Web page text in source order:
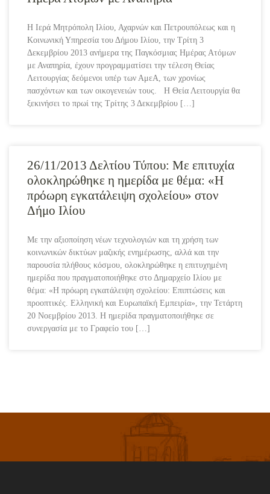
Η Ιερά Μητρόπολη Ιλίου, Αχαρνών και Πετρουπόλεως και η
Κοινωνική Υπηρεσία του Δήμου Ιλίου, την Τρίτη 3
Δεκεμβρίου 2013 ανήμερα της Παγκόσμιας Ημέρας Ατόμων
με Αναπηρία, έχουν προγραμματίσει την τέλεση Θείας
Λειτουργίας δεόμενοι υπέρ των ΑμεΑ, των χρονίως
πασχόντων και των οικογενειών τους. Η Θεία Λειτουργία θα
ξεκινήσει το πρωί της Τρίτης 3 Δεκεμβρίου […]
26/11/2013 Δελτίου Τύπου: Με επιτυχία
ολοκληρώθηκε η ημερίδα με θέμα: «Η
πρόωρη εγκατάλειψη σχολείου» στον
Δήμο Ιλίου
Με την αξιοποίηση νέων τεχνολογιών και τη χρήση των
κοινωνικών δικτύων μαζικής ενημέρωσης, αλλά και την
παρουσία πλήθους κόσμου, ολοκληρώθηκε η επιτυχημένη
ημερίδα που πραγματοποιήθηκε στο Δημαρχείο Ιλίου με
θέμα: «Η πρόωρη εγκατάλειψη σχολείου: Επιπτώσεις και
προοπτικές. Ελληνική και Ευρωπαϊκή Εμπειρία», την Τετάρτη
20 Νοεμβρίου 2013. Η ημερίδα πραγματοποιήθηκε σε
συνεργασία με το Γραφείο του […]